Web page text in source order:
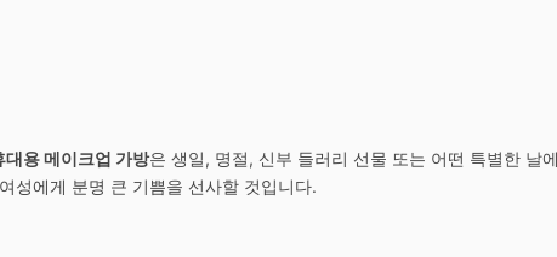
대용 메이크업 가방은 생일, 명절, 신부 들러리 선물 또는 어떤 특별한 날
성에게 분명 큰 기쁨을 선사할 것입니다.